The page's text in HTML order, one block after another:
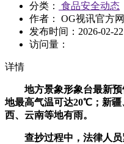
分类：
食品安全动态
作者： OG视讯官方
发布时间： 2026-02-
访问量：
详情
地方景象形象台最新预
地最高气温可达20℃；新
西、云南等地有雨。
查抄过程中，法律人员